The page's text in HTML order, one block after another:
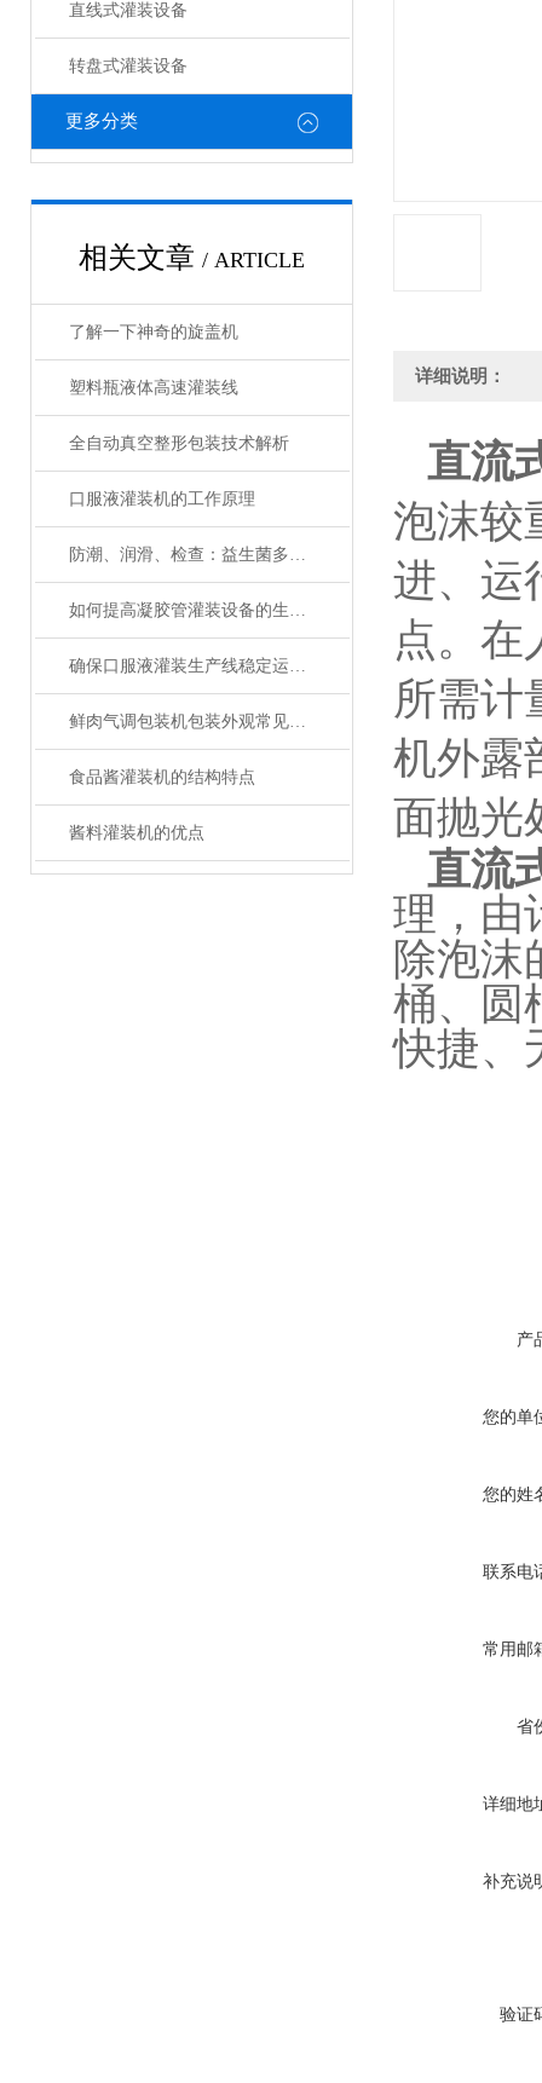
直线式灌装设备
转盘式灌装设备
更多分类
相关文章 / ARTICLE
了解一下神奇的旋盖机
塑料瓶液体高速灌装线
全自动真空整形包装技术解析
口服液灌装机的工作原理
防潮、润滑、检查：益生菌多列包装机维护三大关键词
如何提高凝胶管灌装设备的生产效率？
确保口服液灌装生产线稳定运行的关键措施
鲜肉气调包装机包装外观常见问题与处理方法
食品酱灌装机的结构特点
酱料灌装机的优点
详细说明：
直流
泡沫较
进、运
点。在
所需计
机外露
面抛光
直流
理，由
除泡沫
桶、圆
快捷、
产
您的单
您的姓
联系电
常用邮
省
详细地
补充说
验证